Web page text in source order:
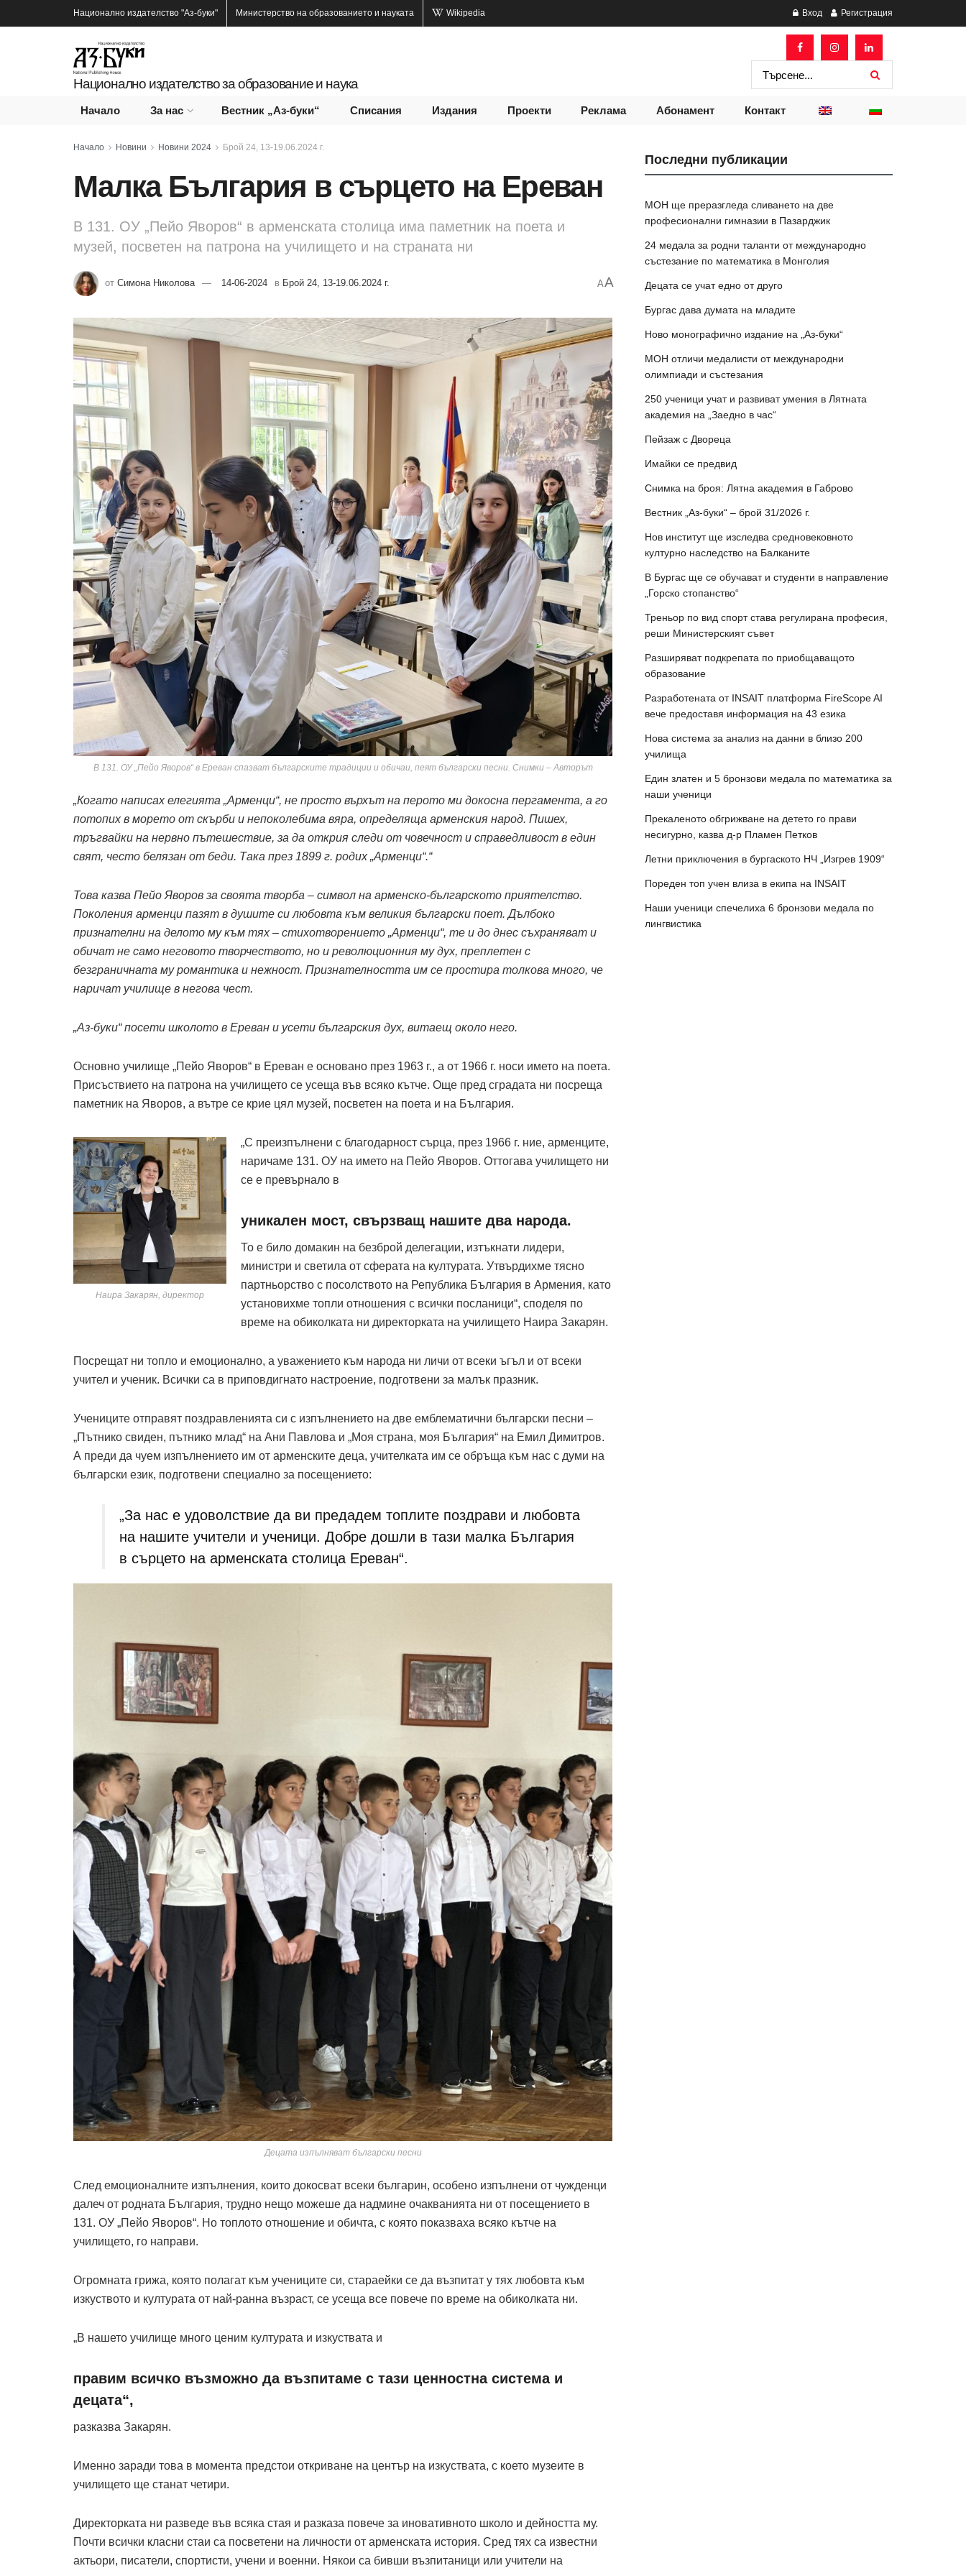
Национално издателство "Аз-буки" Министерство на образованието и науката Wikipedia Вход Регистрация
Национално издателство за образование и наука
Начало За нас Вестник „Аз-буки“ Списания Издания Проекти Реклама Абонамент Контакт
Начало Новини Новини 2024 Брой 24, 13-19.06.2024 г.
Малка България в сърцето на Ереван
В 131. ОУ „Пейо Яворов“ в арменската столица има паметник на поета и
музей, посветен на патрона на училището и на страната ни
от Симона Николова 14-06-2024 в Брой 24, 13-19.06.2024 г. AA
В 131. ОУ „Пейо Яворов“ в Ереван спазват българските традиции и обичаи, пеят български песни. Снимки – Авторът
„Когато написах елегията „Арменци“, не просто върхът на перото ми докосна пергамента, а го
потопих в морето от скърби и непоколебима вяра, определяща арменския народ. Пишех,
тръгвайки на нервно пътешествие, за да открия следи от човечност и справедливост в един
свят, често белязан от беди. Така през 1899 г. родих „Арменци“.“
Това казва Пейо Яворов за своята творба – символ на арменско-българското приятелство.
Поколения арменци пазят в душите си любовта към великия български поет. Дълбоко
признателни на делото му към тях – стихотворението „Арменци“, те и до днес съхраняват и
обичат не само неговото творчеството, но и революционния му дух, преплетен с
безграничната му романтика и нежност. Признателността им се простира толкова много, че
наричат училище в негова чест.
„Аз-буки“ посети школото в Ереван и усети българския дух, витаещ около него.
Основно училище „Пейо Яворов“ в Ереван е основано през 1963 г., а от 1966 г. носи името на поета.
Присъствието на патрона на училището се усеща във всяко кътче. Още пред сградата ни посреща
паметник на Яворов, а вътре се крие цял музей, посветен на поета и на България.
Наира Закарян, директор
„С преизпълнени с благодарност сърца, през 1966 г. ние, арменците,
наричаме 131. ОУ на името на Пейо Яворов. Оттогава училището ни
се е превърнало в
уникален мост, свързващ нашите два народа.
То е било домакин на безброй делегации, изтъкнати лидери,
министри и светила от сферата на културата. Утвърдихме тясно
партньорство с посолството на Република България в Армения, като
установихме топли отношения с всички посланици“, споделя по
време на обиколката ни директорката на училището Наира Закарян.
Посрещат ни топло и емоционално, а уважението към народа ни личи от всеки ъгъл и от всеки
учител и ученик. Всички са в приповдигнато настроение, подготвени за малък празник.
Учениците отправят поздравленията си с изпълнението на две емблематични български песни –
„Пътнико свиден, пътнико млад“ на Ани Павлова и „Моя страна, моя България“ на Емил Димитров.
А преди да чуем изпълнението им от арменските деца, учителката им се обръща към нас с думи на
български език, подготвени специално за посещението:
„За нас е удоволствие да ви предадем топлите поздрави и любовта
на нашите учители и ученици. Добре дошли в тази малка България
в сърцето на арменската столица Ереван“.
Децата изпълняват български песни
След емоционалните изпълнения, които докосват всеки българин, особено изпълнени от чужденци
далеч от родната България, трудно нещо можеше да надмине очакванията ни от посещението в
131. ОУ „Пейо Яворов“. Но топлото отношение и обичта, с която показваха всяко кътче на
училището, го направи.
Огромната грижа, която полагат към учениците си, стараейки се да възпитат у тях любовта към
изкуството и културата от най-ранна възраст, се усеща все повече по време на обиколката ни.
„В нашето училище много ценим културата и изкуствата и
правим всичко възможно да възпитаме с тази ценностна система и
децата“,
разказва Закарян.
Именно заради това в момента предстои откриване на център на изкуствата, с което музеите в
училището ще станат четири.
Директорката ни разведе във всяка стая и разказа повече за иновативното школо и дейността му.
Почти всички класни стаи са посветени на личности от арменската история. Сред тях са известни
актьори, писатели, спортисти, учени и военни. Някои са бивши възпитаници или учители на
Последни публикации
МОН ще преразгледа сливането на две
професионални гимназии в Пазарджик
24 медала за родни таланти от международно
състезание по математика в Монголия
Децата се учат едно от друго
Бургас дава думата на младите
Ново монографично издание на „Аз-буки“
МОН отличи медалисти от международни
олимпиади и състезания
250 ученици учат и развиват умения в Лятната
академия на „Заедно в час“
Пейзаж с Двореца
Имайки се предвид
Снимка на броя: Лятна академия в Габрово
Вестник „Аз-буки“ – брой 31/2026 г.
Нов институт ще изследва средновековното
културно наследство на Балканите
В Бургас ще се обучават и студенти в направление
„Горско стопанство“
Треньор по вид спорт става регулирана професия,
реши Министерският съвет
Разширяват подкрепата по приобщаващото
образование
Разработената от INSAIT платформа FireScope AI
вече предоставя информация на 43 езика
Нова система за анализ на данни в близо 200
училища
Един златен и 5 бронзови медала по математика за
наши ученици
Прекаленото обгрижване на детето го прави
несигурно, казва д-р Пламен Петков
Летни приключения в бургаското НЧ „Изгрев 1909“
Пореден топ учен влиза в екипа на INSAIT
Наши ученици спечелиха 6 бронзови медала по
лингвистика